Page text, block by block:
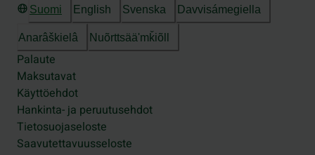
Suomi English Svenska Davvisámegiella
Anarâškielâ Nuõrttsääʹmǩiõll
Palaute
Maksutavat
Käyttöehdot
Hankinta- ja peruutusehdot
Tietosuojaseloste
Saavutettavuusseloste